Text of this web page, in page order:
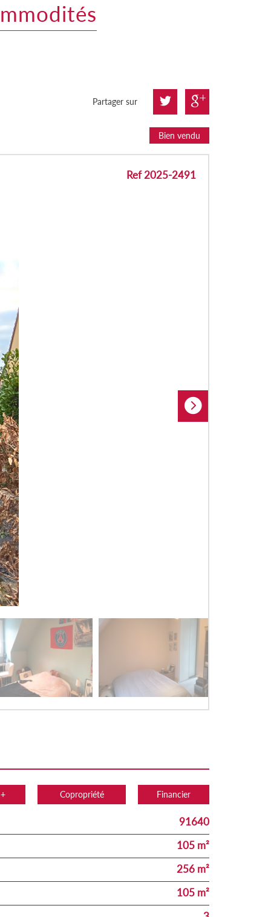
Partager sur
Bien vendu
Ref 2025-2491
Copropriété Financier
91640
105 m²
256 m²
105 m²